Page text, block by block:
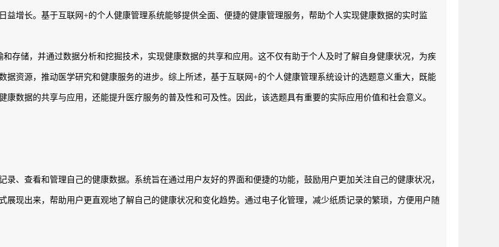
益增长。基于互联网+的个人健康管理系统能够提供全面、便捷的健康管理服务，帮助个人实现健康数据的实时监
存储，并通过数据分析和挖掘技术，实现健康数据的共享和应用。这不仅有助于个人及时了解自身健康状况，为疾
资源，推动医学研究和健康服务的进步。综上所述，基于互联网+的个人健康管理系统设计的选题意义重大，既能
数据的共享与应用，还能提升医疗服务的普及性和可及性。因此，该选题具有重要的实际应用价值和社会意义。
、查看和管理自己的健康数据。系统旨在通过用户友好的界面和便捷的功能，鼓励用户更加关注自己的健康状况，
现出来，帮助用户更直观地了解自己的健康状况和变化趋势。通过电子化管理，减少纸质记录的繁琐，方便用户随